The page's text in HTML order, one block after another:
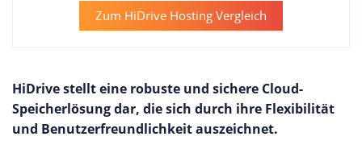
Zum HiDrive Hosting Vergleich
HiDrive stellt eine robuste und sichere Cloud-
Speicherlösung dar, die sich durch ihre Flexibilität
und Benutzerfreundlichkeit auszeichnet.